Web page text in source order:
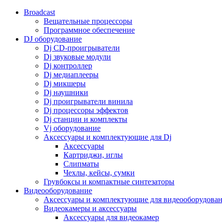
Broadcast
Вещательные процессоры
Программное обеспечение
DJ оборудование
Dj CD-проигрыватели
Dj звуковые модули
Dj контроллер
Dj медиаплееры
Dj микшеры
Dj наушники
Dj проигрыватели винила
Dj процессоры эффектов
Dj станции и комплекты
Vj оборудование
Аксессуары и комплектующие для Dj
Аксессуары
Картриджи, иглы
Слипматы
Чехлы, кейсы, сумки
Грувбоксы и компактные синтезаторы
Видеооборудование
Аксессуары и комплектующие для
Видеокамеры и аксессуары
Аксессуары для видеокамер